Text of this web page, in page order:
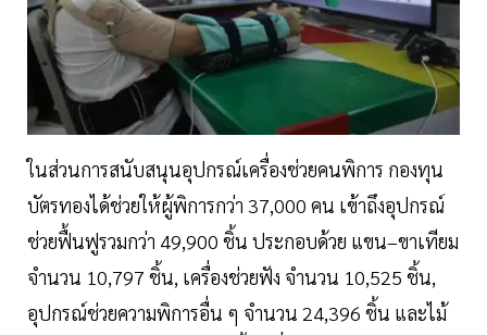
ในส่วนการสนับสนุนอุปกรณ์เครื่องช่วยคนพิการ กองทุน
บัตรทองได้ช่วยให้ผู้พิการกว่า 37,000 คน เข้าถึงอุปกรณ์
ช่วยฟื้นฟูรวมกว่า 49,900 ชิ้น ประกอบด้วย แขน–ขาเทียม
จำนวน 10,797 ชิ้น, เครื่องช่วยฟัง จำนวน 10,525 ชิ้น,
อุปกรณ์ช่วยความพิการอื่น ๆ จำนวน 24,396 ชิ้น และไม้